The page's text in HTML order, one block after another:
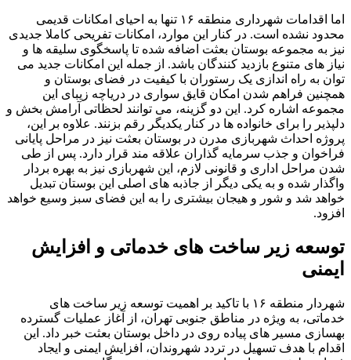
اما اقدامات شهرداری منطقه ۱۶ تنها به احیای امکانات قدیمی
محدود نشده است. در کنار این موارد، امکانات تفریحی کاملا جدیدی
نیز به مجموعه بوستان بعثت اضافه شده تا پاسخگوی سلیقه ها و
نیاز های متنوع بازدید کنندگان باشد. از جمله این امکانات جدید می
توان به راه اندازی یک رستوران با کیفیت در فضای بوستان و
همچنین فراهم شدن امکان قایق سواری در دریاچه زیبای این
مجموعه اشاره کرد. این دو گزینه، می توانند لحظاتی آرامش بخش و
دلپذیر را برای خانواده ها در کنار یکدیگر رقم بزنند. علاوه بر این،
پروژه احداث شهربازی مدرن در بوستان بعثت نیز در مراحل پایانی
فراخوان و جذب سرمایه گذاران علاقه مند قرار دارد. پس از طی
شدن مراحل اداری و قانونی لازم، این شهربازی نیز به بهره بردار
واگذار شده و به یکی دیگر از جاذبه های اصلی این بوستان تبدیل
خواهد شد و شور و هیجان بیشتری را به این فضای سبز وسیع خواهد
افزود.
توسعه زیر ساخت های خدماتی و افزایش
ایمنی
شهردار منطقه ۱۶ با تاکید بر اهمیت توسعه زیر ساخت های
خدماتی، به ویژه در مناطق جنوبی تهران، از آغاز عملیات گسترده
بهسازی مسیر های پیاده روی در داخل بوستان بعثت خبر داد. این
اقدام با هدف تسهیل در تردد شهروندان، افزایش ایمنی و ایجاد